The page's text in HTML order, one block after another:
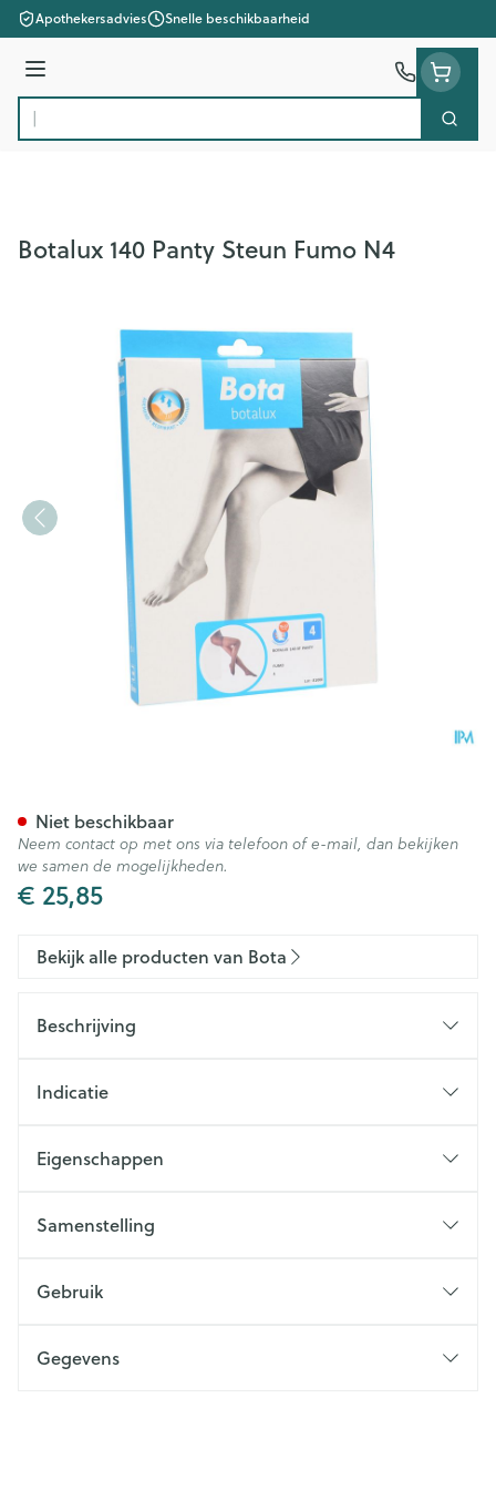
Ga naar de inhoud
Apothekersadvies Snelle beschikbaarheid
Menu
Product, merk, categorie...
Zoek
Botalux 140 Panty Steun Fumo N4
€ 25,85
Niet beschikbaar
Neem contact op met ons via telefoon of e-mail, dan bekijken
we samen de mogelijkheden.
Bekijk alle producten van Bota
Beschrijving
Indicatie
Eigenschappen
Samenstelling
Gebruik
Gegevens